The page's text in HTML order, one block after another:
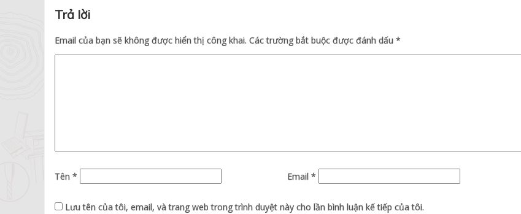
Trả lời
Email của bạn sẽ không được hiển thị công khai. Các trường bắt buộc được đánh dấu *
Tên * Email *
Lưu tên của tôi, email, và trang web trong trình duyệt này cho lần bình luận kế tiếp của tôi.